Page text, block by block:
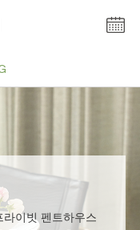
이빗 펜트하우스